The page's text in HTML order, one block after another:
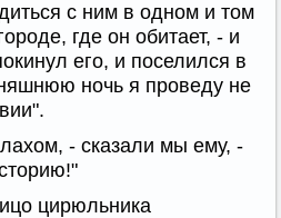
с ним в одном и том
где он обитает, - и
его, и поселился в
ночь я проведу не
- сказали мы ему, -
цирюльника